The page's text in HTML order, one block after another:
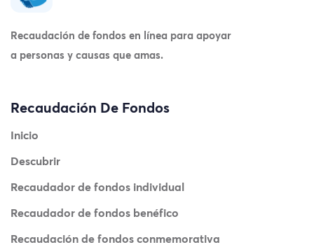
Recaudación de fondos en línea para apoyar
a personas y causas que amas.
Recaudación De Fondos
Inicio
Descubrir
Recaudador de fondos individual
Recaudador de fondos benéfico
Recaudación de fondos conmemorativa